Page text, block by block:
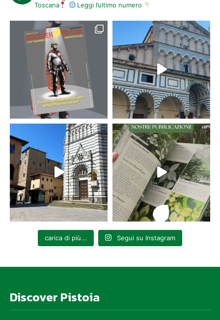
Toscana
Leggi l’ultimo numero
carica di più... Segui su Instagram
Discover Pistoia